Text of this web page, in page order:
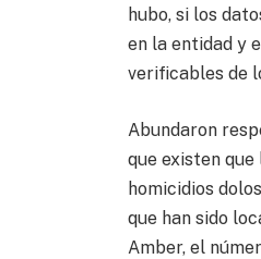
hubo, si los
en la entidad y
verificables de
Abundaron
que existen
homicidios
que han sido
Amber, el